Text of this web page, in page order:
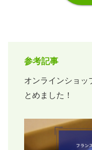
参考記事
オンラインショッ
とめました！